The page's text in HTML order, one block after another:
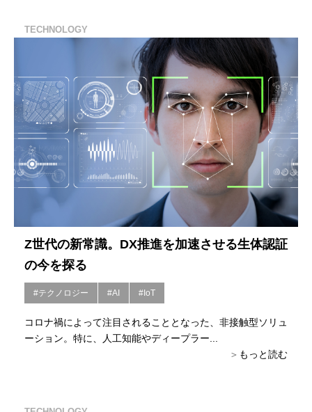
TECHNOLOGY
Z世代の新常識。DX推進を加速させる生体認証
の今を探る
#テクノロジー #AI #IoT
コロナ禍によって注目されることとなった、非接触型ソリュ
ーション。特に、人工知能やディープラー...
もっと読む